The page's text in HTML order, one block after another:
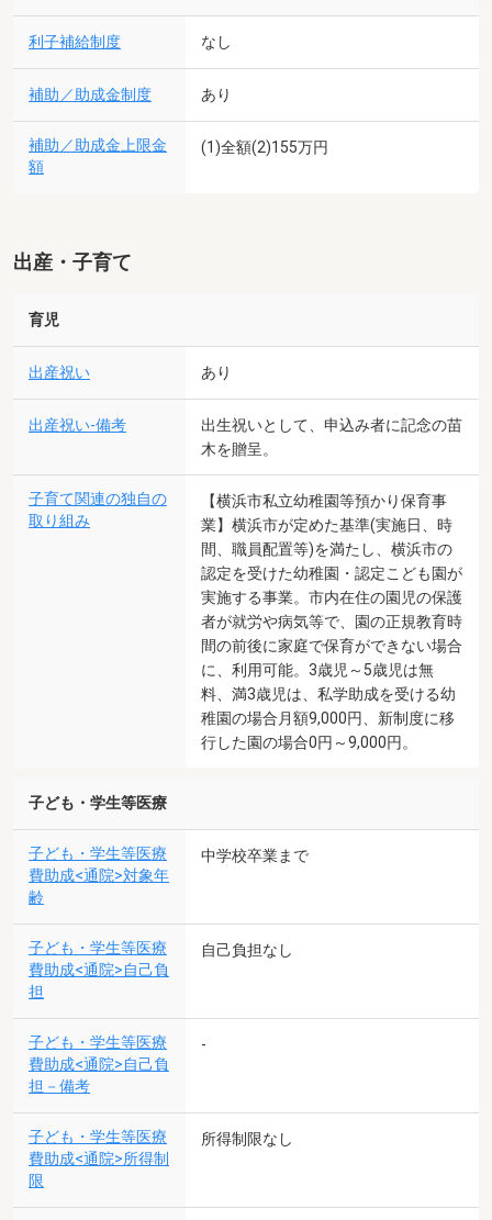
利子補給制度 なし
補助／助成金制度 あり
補助／助成金上限金
額
(1)全額(2)155万円
出産・子育て
育児
出産祝い あり
出産祝い-備考
出生祝いとして、申込み者に記念の苗
木を贈呈。
子育て関連の独自の
取り組み
【横浜市私立幼稚園等預かり保育事
業】横浜市が定めた基準(実施日、時
間、職員配置等)を満たし、横浜市の
認定を受けた幼稚園・認定こども園が
実施する事業。市内在住の園児の保護
者が就労や病気等で、園の正規教育時
間の前後に家庭で保育ができない場合
に、利用可能。3歳児～5歳児は無
料、満3歳児は、私学助成を受ける幼
稚園の場合月額9,000円、新制度に移
行した園の場合0円～9,000円。
子ども・学生等医療
子ども・学生等医療
費助成<通院>対象年
齢
中学校卒業まで
子ども・学生等医療
費助成<通院>自己負
担
自己負担なし
子ども・学生等医療
費助成<通院>自己負
担－備考
-
子ども・学生等医療
費助成<通院>所得制
限
所得制限なし